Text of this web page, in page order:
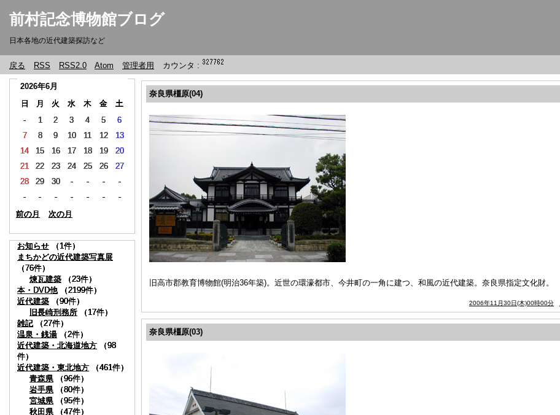
前村記念博物館ブログ
日本各地の近代建築探訪など
戻る RSS RSS2.0 Atom 管理者用 カウンタ :
2026年6月
日
月 火 水 木 金
土
-
1 2 3 4 5
6
7
8 9 10 11 12
13
14
15 16 17 18 19
20
21
22 23 24 25 26
27
28
29 30 - - -
-
-
- - - - -
-
前の月
次の月
お知らせ （1件）
まちかどの近代建築写真展
（76件）
煉瓦建築 （23件）
本・DVD他 （2199件）
近代建築 （90件）
旧長崎刑務所 （17件）
雑記 （27件）
温泉・銭湯 （2件）
近代建築・北海道地方 （98
件）
近代建築・東北地方 （461件）
青森県 （96件）
岩手県 （80件）
宮城県 （95件）
秋田県 （47件）
奈良県橿原(04)
旧高市郡教育博物館(明治36年築)。近世の環濠都市、今井町の一角に建つ、和風の近代建築。奈良県指定文化財。
2006年11月30日(木)00時00分
2026年6月
日
月 火 水 木 金
土
-
1 2 3 4 5
6
7
8 9 10 11 12
13
14
15 16 17 18 19
20
21
22 23 24 25 26
27
28
29 30 - - -
-
-
- - - - -
-
前の月
次の月
お知らせ （1件）
まちかどの近代建築写真展
（76件）
煉瓦建築 （23件）
本・DVD他 （2199件）
近代建築 （90件）
旧長崎刑務所 （17件）
雑記 （27件）
温泉・銭湯 （2件）
近代建築・北海道地方 （98
件）
近代建築・東北地方 （461件）
青森県 （96件）
岩手県 （80件）
宮城県 （95件）
秋田県 （47件）
奈良県橿原(03)
2026年6月
日
月 火 水 木 金
土
-
1 2 3 4 5
6
7
8 9 10 11 12
13
14
15 16 17 18 19
20
21
22 23 24 25 26
27
28
29 30 - - -
-
-
- - - - -
-
前の月
次の月
お知らせ （1件）
まちかどの近代建築写真展
（76件）
煉瓦建築 （23件）
本・DVD他 （2199件）
近代建築 （90件）
旧長崎刑務所 （17件）
雑記 （27件）
温泉・銭湯 （2件）
近代建築・北海道地方 （98
件）
近代建築・東北地方 （461件）
青森県 （96件）
岩手県 （80件）
宮城県 （95件）
秋田県 （47件）
2026年6月
日
月 火 水 木 金
土
-
1 2 3 4 5
6
7
8 9 10 11 12
13
14
15 16 17 18 19
20
21
22 23 24 25 26
27
28
29 30 - - -
-
-
- - - - -
-
前の月
次の月
お知らせ （1件）
まちかどの近代建築写真展
（76件）
煉瓦建築 （23件）
本・DVD他 （2199件）
近代建築 （90件）
旧長崎刑務所 （17件）
雑記 （27件）
温泉・銭湯 （2件）
近代建築・北海道地方 （98
件）
近代建築・東北地方 （461件）
青森県 （96件）
岩手県 （80件）
宮城県 （95件）
秋田県 （47件）